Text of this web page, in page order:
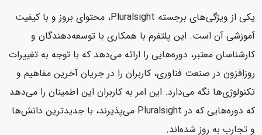
یکی از ویژگی‌های برجسته Pluralsight، محتوای بروز و با کیفیت
آموزشی آن است. این پلتفرم با همکاری با توسعه‌دهندگان و
کارشناسان معتبر، دوره‌هایی را ارائه می‌دهد که با توجه به تغییرات
روزافزون در صنعت فناوری، کاربران را در جریان آخرین مفاهیم و
تکنولوژی‌ها نگه می‌دارد. این امر به کاربران این اطمینان را می‌دهد
که دوره‌هایی که در Pluralsight می‌پذیرند، با جدیدترین دانش‌ها
و تجارب به روز شده‌اند.